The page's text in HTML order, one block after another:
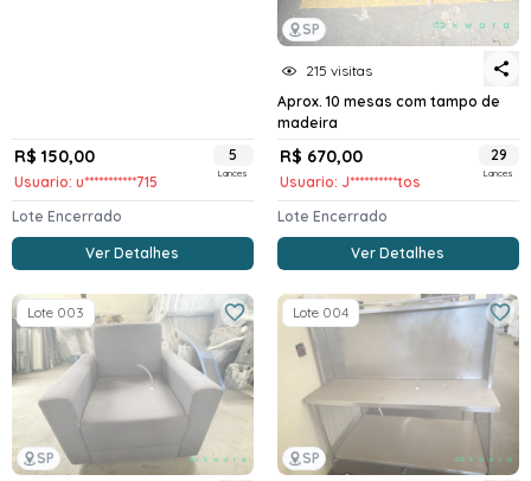
R$ 150,00
Usuario: u***********715
5
Lances
Lote Encerrado
Ver Detalhes
SP
215 visitas
Aprox. 10 mesas com tampo de
madeira
R$ 670,00
Usuario: J**********tos
29
Lances
Lote Encerrado
Ver Detalhes
SP
Lote 003
SP
Lote 004